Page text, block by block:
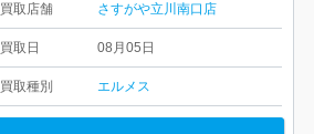
買取店舗 さすがや立川南口店
買取日 08月05日
買取種別 エルメス